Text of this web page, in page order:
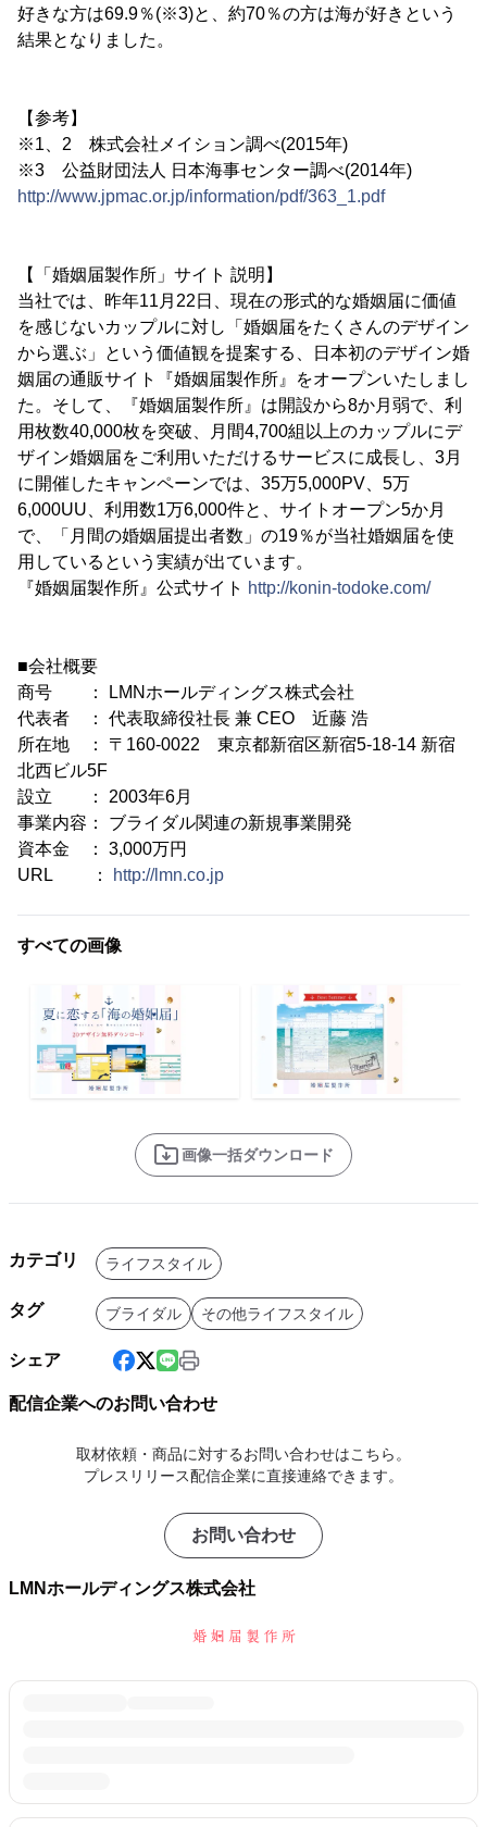
好きな方は69.9％(※3)と、約70％の方は海が好きという
結果となりました。
【参考】
※1、2 株式会社メイション調べ(2015年)
※3 公益財団法人 日本海事センター調べ(2014年)
http://www.jpmac.or.jp/information/pdf/363_1.pdf
【「婚姻届製作所」サイト 説明】
当社では、昨年11月22日、現在の形式的な婚姻届に価値
を感じないカップルに対し「婚姻届をたくさんのデザイン
から選ぶ」という価値観を提案する、日本初のデザイン婚
姻届の通販サイト『婚姻届製作所』をオープンいたしまし
た。そして、『婚姻届製作所』は開設から8か月弱で、利
用枚数40,000枚を突破、月間4,700組以上のカップルにデ
ザイン婚姻届をご利用いただけるサービスに成長し、3月
に開催したキャンペーンでは、35万5,000PV、5万
6,000UU、利用数1万6,000件と、サイトオープン5か月
で、「月間の婚姻届提出者数」の19％が当社婚姻届を使
用しているという実績が出ています。
『婚姻届製作所』公式サイト http://konin-todoke.com/
■会社概要
商号 ： LMNホールディングス株式会社
代表者 ： 代表取締役社長 兼 CEO 近藤 浩
所在地 ： 〒160-0022 東京都新宿区新宿5-18-14 新宿
北西ビル5F
設立 ： 2003年6月
事業内容： ブライダル関連の新規事業開発
資本金 ： 3,000万円
URL ：
http://lmn.co.jp
すべての画像
画像一括ダウンロード
カテゴリ ライフスタイル
タグ ブライダル その他ライフスタイル
シェア
配信企業へのお問い合わせ
取材依頼・商品に対するお問い合わせはこちら。
プレスリリース配信企業に直接連絡できます。
お問い合わせ
LMNホールディングス株式会社